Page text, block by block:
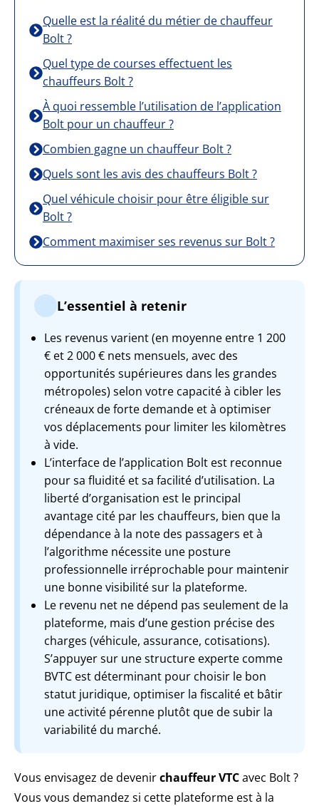
Quelle est la réalité du métier de chauffeur
Bolt ?
Quel type de courses effectuent les
chauffeurs Bolt ?
À quoi ressemble l’utilisation de l’application
Bolt pour un chauffeur ?
Combien gagne un chauffeur Bolt ?
Quels sont les avis des chauffeurs Bolt ?
Quel véhicule choisir pour être éligible sur
Bolt ?
Comment maximiser ses revenus sur Bolt ?
L’essentiel à retenir
Les revenus varient (en moyenne entre 1 200
€ et 2 000 € nets mensuels, avec des
opportunités supérieures dans les grandes
métropoles) selon votre capacité à cibler les
créneaux de forte demande et à optimiser
vos déplacements pour limiter les kilomètres
à vide.
L’interface de l’application Bolt est reconnue
pour sa fluidité et sa facilité d’utilisation. La
liberté d’organisation est le principal
avantage cité par les chauffeurs, bien que la
dépendance à la note des passagers et à
l’algorithme nécessite une posture
professionnelle irréprochable pour maintenir
une bonne visibilité sur la plateforme.
Le revenu net ne dépend pas seulement de la
plateforme, mais d’une gestion précise des
charges (véhicule, assurance, cotisations).
S’appuyer sur une structure experte comme
BVTC est déterminant pour choisir le bon
statut juridique, optimiser la fiscalité et bâtir
une activité pérenne plutôt que de subir la
variabilité du marché.
Vous envisagez de devenirchauffeur VTCavec Bolt ?
Vous vous demandez si cette plateforme est à la